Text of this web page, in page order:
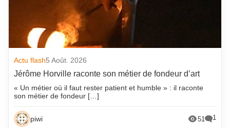
Actu flash5 Août. 2026
Jérôme Horville raconte son métier de fondeur d’art
« Un métier où il faut rester patient et humble » : il raconte
son métier de fondeur […]
piwi 51 1